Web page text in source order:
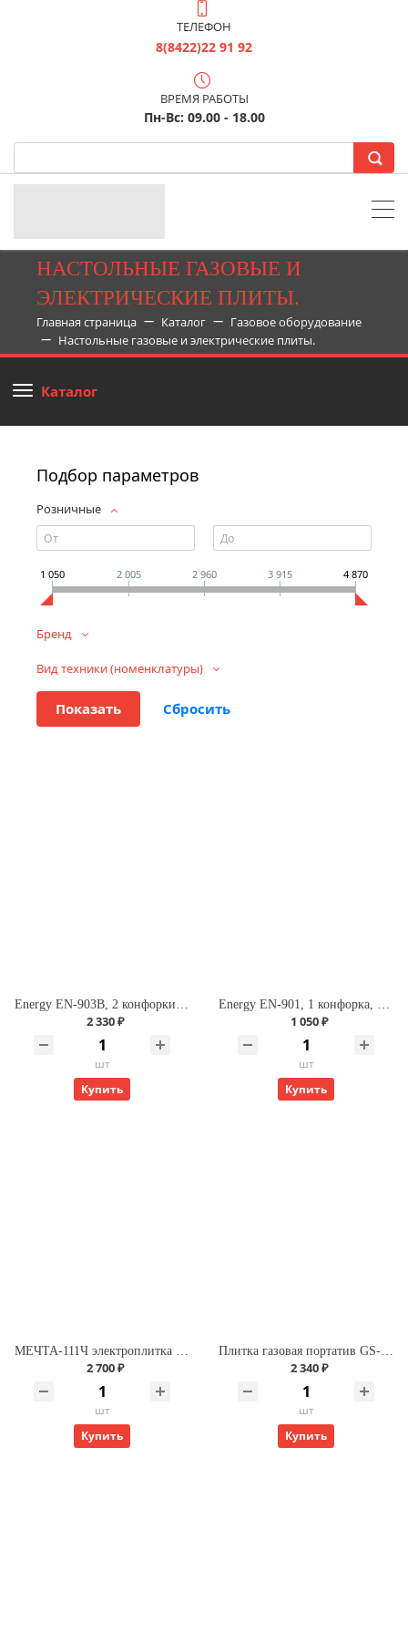
ТЕЛЕФОН
8(8422)22 91 92
ВРЕМЯ РАБОТЫ
Пн-Вс: 09.00 - 18.00
НАСТОЛЬНЫЕ ГАЗОВЫЕ И
ЭЛЕКТРИЧЕСКИЕ ПЛИТЫ.
Главная страница Каталог
Газовое оборудование
Настольные газовые и электрические плиты.
Каталог
Подбор параметров
Розничные
1 050 2 005 2 960 3 915 4 870
Бренд
Вид техники (номенклатуры)
2 330 ₽
шт
Купить
1 050 ₽
шт
Купить
МЕЧТА-111Ч электроплитка (1конф.диск, 1кВт) белая
2 700 ₽
шт
Купить
Плитка газовая портатив GS-400 (кейс, 2 типа газа)
2 340 ₽
шт
Купить